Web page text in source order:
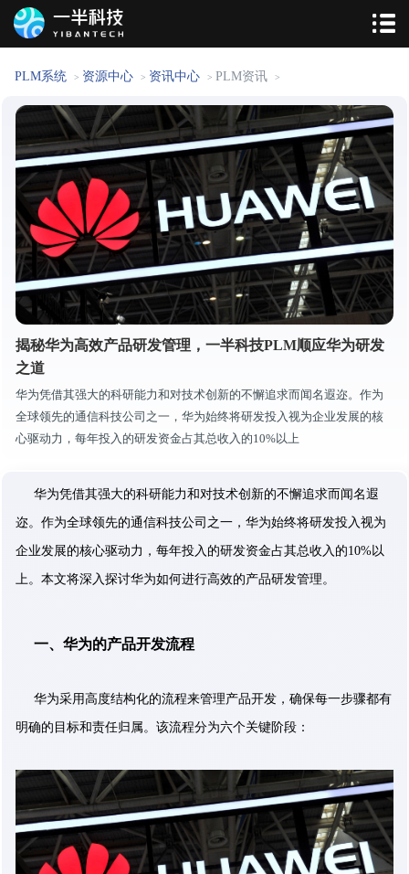
PLM系统 > 资源中心 > 资讯中心 > PLM资讯 >
揭秘华为高效产品研发管理，一半科技PLM顺应华为研发
之道
华为凭借其强大的科研能力和对技术创新的不懈追求而闻名遐迩。作为
全球领先的通信科技公司之一，华为始终将研发投入视为企业发展的核
心驱动力，每年投入的研发资金占其总收入的10%以上
华为凭借其强大的科研能力和对技术创新的不懈追求而闻名遐
迩。作为全球领先的通信科技公司之一，华为始终将研发投入视为
企业发展的核心驱动力，每年投入的研发资金占其总收入的10%以
上。本文将深入探讨华为如何进行高效的产品研发管理。
一、华为的产品开发流程
华为采用高度结构化的流程来管理产品开发，确保每一步骤都有
明确的目标和责任归属。该流程分为六个关键阶段：